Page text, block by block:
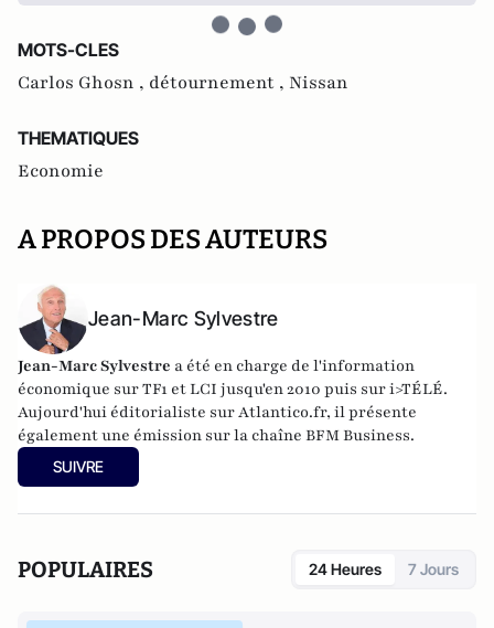
MOTS-CLES
Carlos Ghosn , détournement , Nissan
THEMATIQUES
Economie
A PROPOS DES AUTEURS
Jean-Marc Sylvestre
Jean-Marc Sylvestre a été en charge de l'information
économique sur TF1 et LCI jusqu'en 2010 puis sur i>TÉLÉ.
Aujourd'hui éditorialiste sur Atlantico.fr, il présente
également une émission sur la chaîne BFM Business.
SUIVRE
POPULAIRES 24 Heures 7 Jours